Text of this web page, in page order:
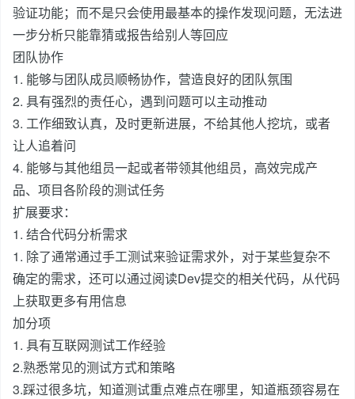
验证功能；而不是只会使用最基本的操作发现问题，无法进
一步分析只能靠猜或报告给别人等回应
团队协作
1. 能够与团队成员顺畅协作，营造良好的团队氛围
2. 具有强烈的责任心，遇到问题可以主动推动
3. 工作细致认真，及时更新进展，不给其他人挖坑，或者
让人追着问
4. 能够与其他组员一起或者带领其他组员，高效完成产
品、项目各阶段的测试任务
扩展要求：
1. 结合代码分析需求
1. 除了通常通过手工测试来验证需求外，对于某些复杂不
确定的需求，还可以通过阅读Dev提交的相关代码，从代码
上获取更多有用信息
加分项
1. 具有互联网测试工作经验
2.熟悉常见的测试方式和策略
3.踩过很多坑，知道测试重点难点在哪里，知道瓶颈容易在